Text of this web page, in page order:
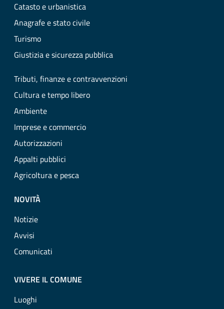
Catasto e urbanistica
Anagrafe e stato civile
Turismo
Giustizia e sicurezza pubblica
Tributi, finanze e contravvenzioni
Cultura e tempo libero
Ambiente
Imprese e commercio
Autorizzazioni
Appalti pubblici
Agricoltura e pesca
NOVITÀ
Notizie
Avvisi
Comunicati
VIVERE IL COMUNE
Luoghi